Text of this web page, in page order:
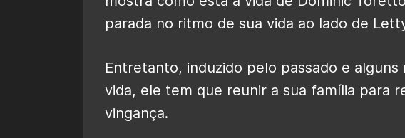
parada no ritmo de sua vida ao lado de
Entretanto, induzido pelo passado e alguns
vida, ele tem que reunir a sua família para
vingança.